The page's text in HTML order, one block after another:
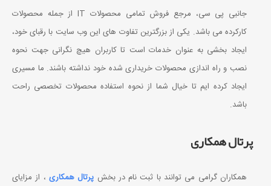
جانبی پی سی، مرجع فروش تمامی محصولات IT از جمله محصولات
کارکرده می باشد. یکی از بزرگترین تفاوت های این وب سایت با رقبای خود،
ایجاد بخشی به عنوان خدمات است تا کاربران هیچ نگرانی جهت نحوه
نصب و راه اندازی محصولات خریداری شده خود نداشته باشند. ما مسیری
ایجاد کرده ایم تا خیال شما از نحوه استفاده محصولات تخصصی راحت
باشد.
پرتال همکاری
همکاران گرامی می توانند با ثبت نام در بخش پرتال همکاری ، از مزایای